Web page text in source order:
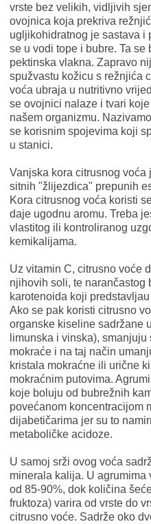
vrste bez velikih, vidljivih
ovojnica koja prekriva
ugljikohidratnog je sastava i
se u vodi tope i bubre. Ta
pektinska vlakna. Zapravo
spužvastu kožicu s režnjića
voća ubraja u nutritivno
se ovojnici nalaze i tvari
našem organizmu.
se korisnim spojevima koji
u stanici.
Vanjska kora citrusnog
sitnih "žlijezdica" prepunih
Kora citrusnog voća koristi
daje ugodnu aromu. Treba
vlastitog ili kontroliranog
kemikalijama.
Uz vitamin C, citrusno voće
njihovih soli, te
karotenoida koji
Ako se pak koristi citrusno
organske kiseline sadržane
limunska i vinska),
mokraće i na taj način
kristala mokraćne ili urične
mokraćnim putovima.
koje boluju od bubrežnih
povećanom koncentracijom
dijabetičarima jer su to
metaboličke acidoze.
U samoj srži ovog voća
minerala kalija. U
od 85-90%, dok količina
fruktoza) varira od vrste do
citrusno voće. Sadrže oko